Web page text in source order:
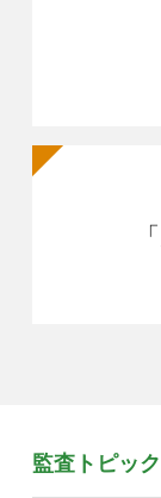
監査トピッ